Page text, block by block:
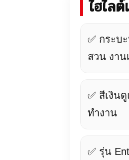
ไฮไล
✅ กระบ
สวน งาน
✅ สีเงิน
ทำงาน
✅ รุ่น